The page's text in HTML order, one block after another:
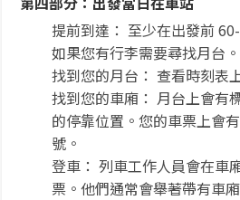
提前到達： 至少在出發前
如果您有行李需要尋找月台。
找到您的月台： 查看時刻表
找到您的車廂： 月台上會有
的停靠位置。您的車票上會
號。
登車： 列車工作人員會在車
票。他們通常會舉著帶有車